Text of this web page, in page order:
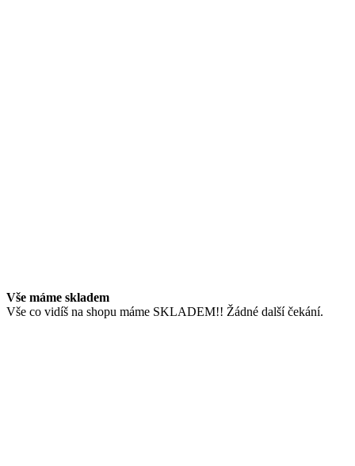
Vše máme skladem
Vše co vidíš na shopu máme SKLADEM!! Žádné další čekání.